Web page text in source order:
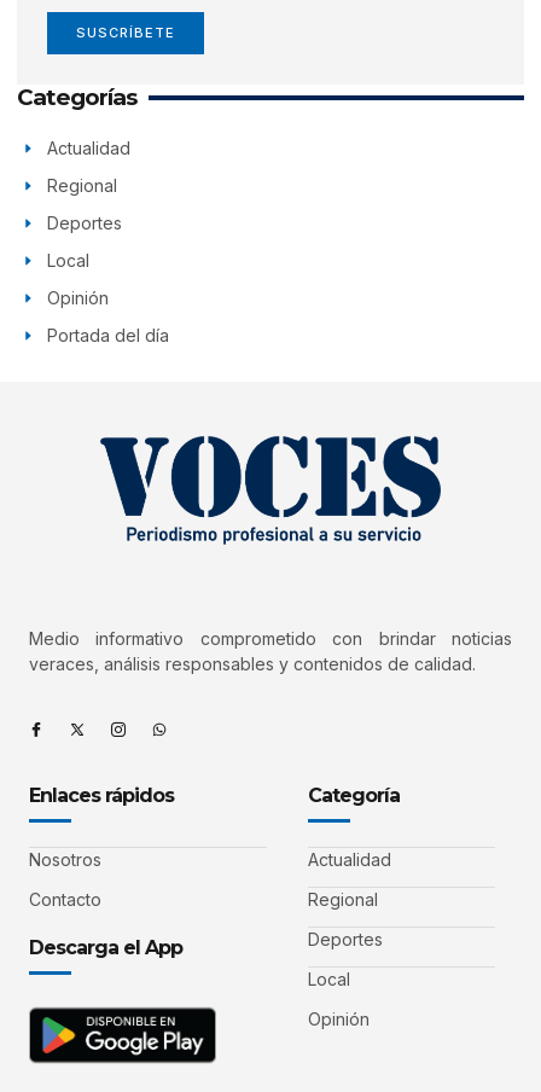
SUSCRÍBETE
Categorías
Actualidad
Regional
Deportes
Local
Opinión
Portada del día
Medio informativo comprometido con brindar noticias
veraces, análisis responsables y contenidos de calidad.
Enlaces rápidos
Nosotros
Contacto
Descarga el App
Categoría
Actualidad
Regional
Deportes
Local
Opinión